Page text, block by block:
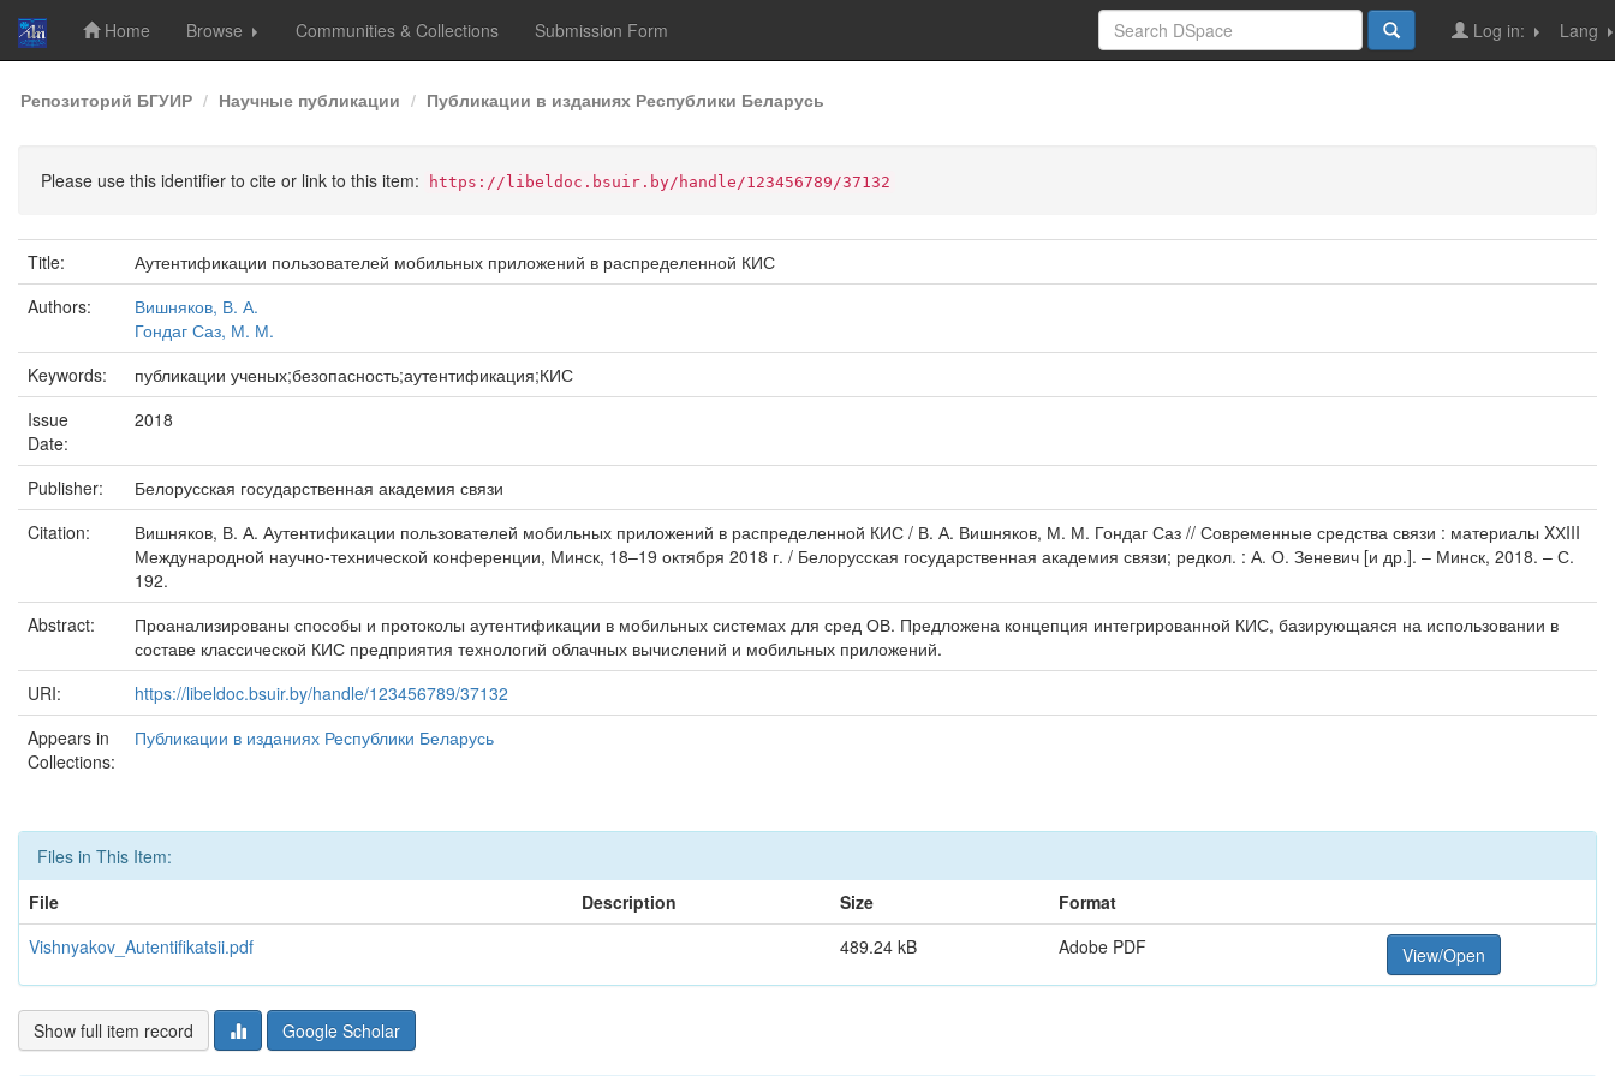
Skip
navigation
Home Browse Communities & Collections Submission Form Lang
Log in:
Репозиторий БГУИР Научные публикации Публикации в изданиях Республики Беларусь
Please use this identifier to cite or link to this item: https://libeldoc.bsuir.by/handle/123456789/37132
Title:
Аутентификации пользователей мобильных приложений в распределенной КИС
Authors:
Вишняков, В. А.
Гондаг Саз, М. М.
Keywords:
публикации ученых;безопасность;аутентификация;КИС
Issue
Date:
2018
Publisher:
Белорусская государственная академия связи
Citation:
Вишняков, В. А. Аутентификации пользователей мобильных приложений в распределенной КИС / В. А. Вишняков, М. М. Гондаг Саз // Современные средства связи : материалы XХIII
Международной научно-технической конференции, Минск, 18–19 октября 2018 г. / Белорусская государственная академия связи; редкол. : А. О. Зеневич [и др.]. – Минск, 2018. – С.
192.
Abstract:
Проанализированы способы и протоколы аутентификации в мобильных системах для сред ОВ. Предложена концепция интегрированной КИС, базирующаяся на использовании в
составе классической КИС предприятия технологий облачных вычислений и мобильных приложений.
URI:
https://libeldoc.bsuir.by/handle/123456789/37132
Appears in
Collections:
Публикации в изданиях Республики Беларусь
Files in This Item:
File
Description Size
Format
Vishnyakov_Autentifikatsii.pdf
489.24 kB Adobe PDF View/Open
Show full item record Google Scholar